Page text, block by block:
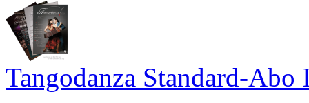
Tangodanza Standard-Abo